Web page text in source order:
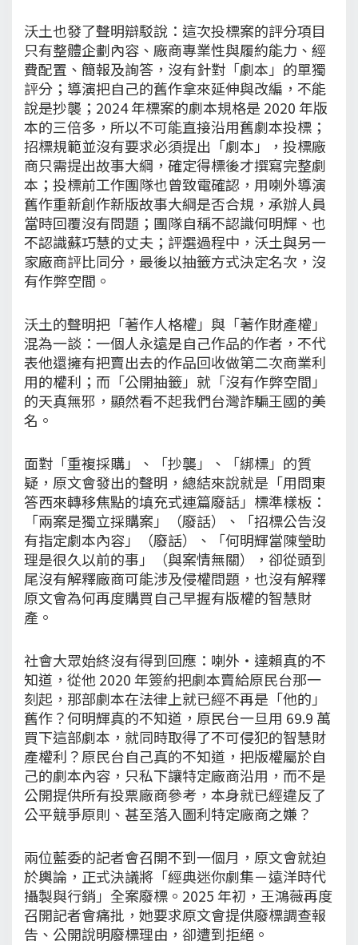
沃土也發了聲明辯駁說：這次投標案的評分項目
只有整體企劃內容、廠商專業性與履約能力、經
費配置、簡報及詢答，沒有針對「劇本」的單獨
評分；導演把自己的舊作拿來延伸與改編，不能
說是抄襲；2024 年標案的劇本規格是 2020 年版
本的三倍多，所以不可能直接沿用舊劇本投標；
招標規範並沒有要求必須提出「劇本」，投標廠
商只需提出故事大綱，確定得標後才撰寫完整劇
本；投標前工作團隊也曾致電確認，用喇外導演
舊作重新創作新版故事大綱是否合規，承辦人員
當時回覆沒有問題；團隊自稱不認識何明輝、也
不認識蘇巧慧的丈夫；評選過程中，沃土與另一
家廠商評比同分，最後以抽籤方式決定名次，沒
有作弊空間。
沃土的聲明把「著作人格權」與「著作財產權」
混為一談：一個人永遠是自己作品的作者，不代
表他還擁有把賣出去的作品回收做第二次商業利
用的權利；而「公開抽籤」就「沒有作弊空間」
的天真無邪，顯然看不起我們台灣詐騙王國的美
名。
面對「重複採購」、「抄襲」、「綁標」的質
疑，原文會發出的聲明，總結來說就是「用問東
答西來轉移焦點的填充式連篇廢話」標準樣板：
「兩案是獨立採購案」（廢話）、「招標公告沒
有指定劇本內容」（廢話）、「何明輝當陳瑩助
理是很久以前的事」（與案情無關），卻從頭到
尾沒有解釋廠商可能涉及侵權問題，也沒有解釋
原文會為何再度購買自己早握有版權的智慧財
產。
社會大眾始終沒有得到回應：喇外・達賴真的不
知道，從他 2020 年簽約把劇本賣給原民台那一
刻起，那部劇本在法律上就已經不再是「他的」
舊作？何明輝真的不知道，原民台一旦用 69.9 萬
買下這部劇本，就同時取得了不可侵犯的智慧財
產權利？原民台自己真的不知道，把版權屬於自
己的劇本內容，只私下讓特定廠商沿用，而不是
公開提供所有投票廠商參考，本身就已經違反了
公平競爭原則、甚至落入圖利特定廠商之嫌？
兩位藍委的記者會召開不到一個月，原文會就迫
於輿論，正式決議將「經典迷你劇集－遠洋時代
攝製與行銷」全案廢標。2025 年初，王鴻薇再度
召開記者會痛批，她要求原文會提供廢標調查報
告、公開說明廢標理由，卻遭到拒絕。